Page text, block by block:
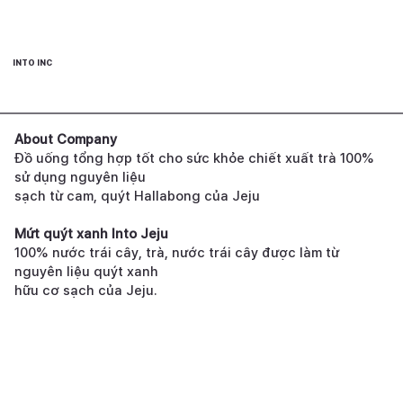
INTO INC
About Company
Đồ uống tổng hợp tốt cho sức khỏe chiết xuất trà 100%
sử dụng nguyên liệu
sạch từ cam, quýt Hallabong của Jeju
Mứt quýt xanh Into Jeju
100% nước trái cây, trà, nước trái cây được làm từ
nguyên liệu quýt xanh
hữu cơ sạch của Jeju.